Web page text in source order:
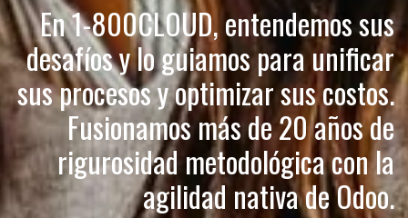
En 1-800CLOUD, entendemos sus
desafíos y lo guiamos para unificar
sus procesos y optimizar sus costos.
Fusionamos más de 20 años de
rigurosidad metodológica con la
agilidad nativa de Odoo.